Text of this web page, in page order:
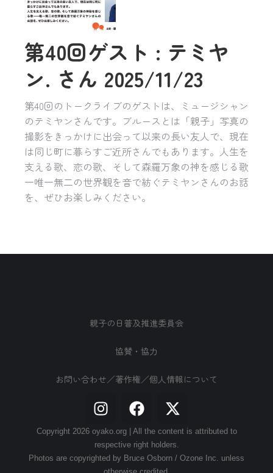
第40回ゲスト : テミヤ
ン. さん 2025/11/23
第40回のトークライブのゲストは、ミュージシャン
のテミヤンさんです。ブルースとは「親子」写真の
撮影をきっかけに出会って以来の長い友人で、現在
は同じ町に暮らすご近所さんでもあります。人生を
支える歌、恋の歌、そして森羅万象の神を感じる歌
一唯一無二の世界観を音で紡ぐテミヤンさんのお話
を、ぜひお楽しみください。
親子の日普及推進委員会
協賛・協力
お問い合わせ／著作権／個人情報について
Copyright 2026 oyako.org | All the content is attributed to
respective right holders.
Photos are copyrighted by Bruce Osborn / Ozone Inc. unless